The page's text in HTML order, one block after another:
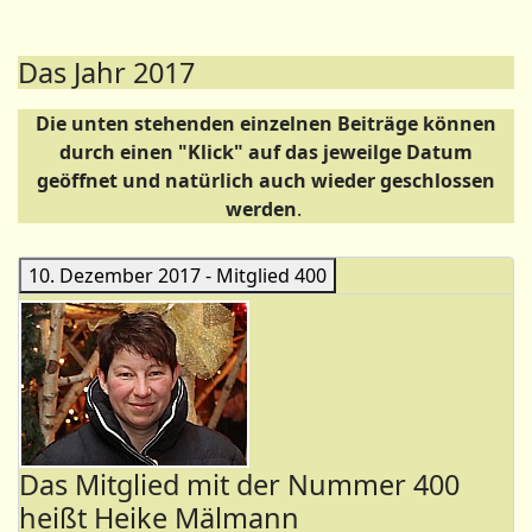
Das Jahr 2017
Die unten stehenden einzelnen Beiträge können
durch einen "Klick" auf das jeweilge Datum
geöffnet und natürlich auch wieder geschlossen
werden.
10. Dezember 2017 - Mitglied 400
Das Mitglied mit der Nummer 400
heißt Heike Mälmann